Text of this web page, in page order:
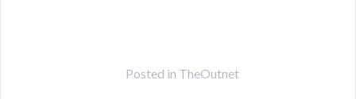
Posted in TheOutnet